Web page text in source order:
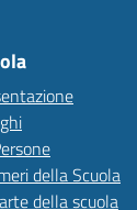
della Scuola
della scuola